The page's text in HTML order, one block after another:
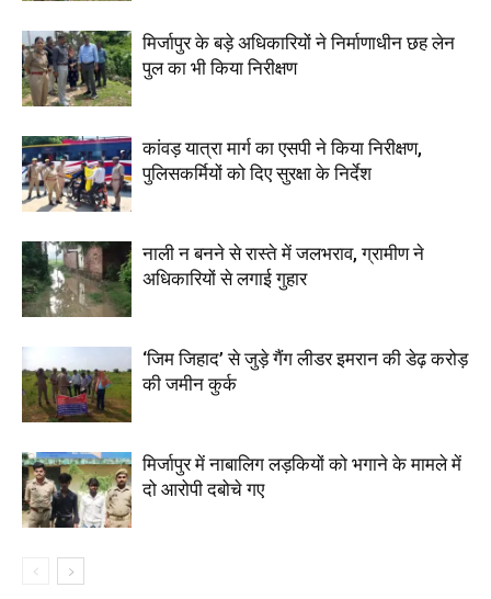
मिर्जापुर के बड़े अधिकारियों ने निर्माणाधीन छह लेन
पुल का भी किया निरीक्षण
कांवड़ यात्रा मार्ग का एसपी ने किया निरीक्षण,
पुलिसकर्मियों को दिए सुरक्षा के निर्देश
नाली न बनने से रास्ते में जलभराव, ग्रामीण ने
अधिकारियों से लगाई गुहार
‘जिम जिहाद’ से जुड़े गैंग लीडर इमरान की डेढ़ करोड़
की जमीन कुर्क
मिर्जापुर में नाबालिग लड़कियों को भगाने के मामले में
दो आरोपी दबोचे गए